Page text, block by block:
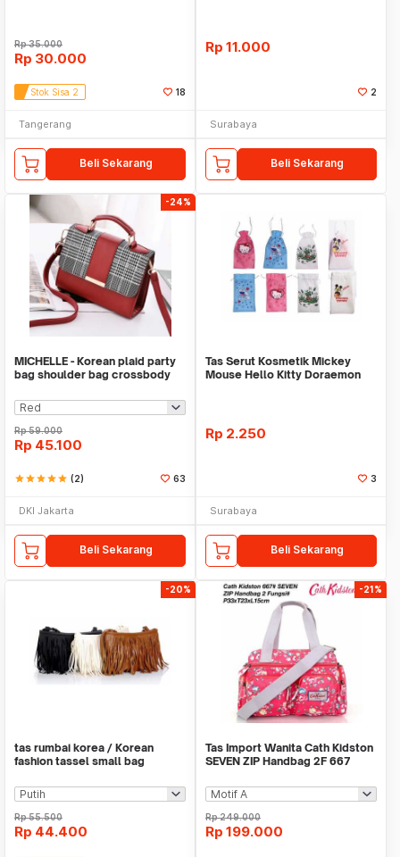
Rp35.000
Rp 30.000
Stok Sisa 2 18
Tangerang
Beli Sekarang
Rp 11.000
2
Surabaya
Beli Sekarang
-24%
MICHELLE - Korean plaid party
bag shoulder bag crossbody
Rp59.000
Rp 45.100
starstarstarstarstar (2) 63
DKI Jakarta
Beli Sekarang
Tas Serut Kosmetik Mickey
Mouse Hello Kitty Doraemon
Rp 2.250
3
Surabaya
Beli Sekarang
-20%
tas rumbai korea / Korean
fashion tassel small bag
Rp55.500
Rp 44.400
-21%
Tas Import Wanita Cath Kidston
SEVEN ZIP Handbag 2F 667
Rp249.000
Rp 199.000